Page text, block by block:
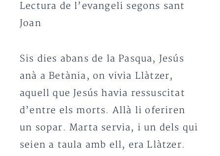
Lectura de l’evangeli segons sant
Joan
Sis dies abans de la Pasqua, Jesús
anà a Betània, on vivia Llàtzer,
aquell que Jesús havia ressuscitat
d’entre els morts. Allà li oferiren
un sopar. Marta servia, i un dels qui
seien a taula amb ell, era Llàtzer.